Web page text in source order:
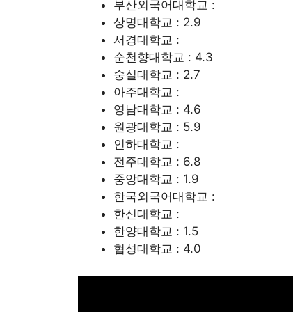
부산외국어대학교 :
상명대학교 : 2.9
서경대학교 :
순천향대학교 : 4.3
숭실대학교 : 2.7
아주대학교 :
영남대학교 : 4.6
원광대학교 : 5.9
인하대학교 :
전주대학교 : 6.8
중앙대학교 : 1.9
한국외국어대학교 :
한신대학교 :
한양대학교 : 1.5
협성대학교 : 4.0